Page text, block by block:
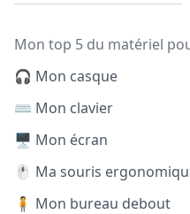
Mon top 5 du matériel
🎧 Mon casque
⌨️ Mon clavier
🖥️ Mon écran
🖱️ Ma souris
🧍 Mon bureau debout